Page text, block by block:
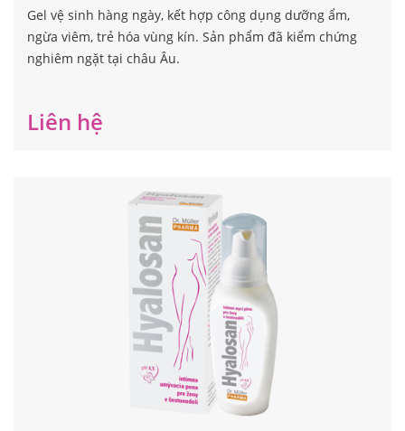
Gel vệ sinh hàng ngày, kết hợp công dụng dưỡng ẩm,
ngừa viêm, trẻ hóa vùng kín. Sản phẩm đã kiểm chứng